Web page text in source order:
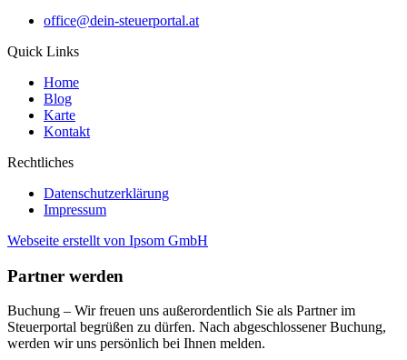
office@dein-steuerportal.at
Quick Links
Home
Blog
Karte
Kontakt
Rechtliches
Datenschutzerklärung
Impressum
Webseite erstellt von Ipsom GmbH
Partner werden
Buchung – Wir freuen uns außerordentlich Sie als Partner im
Steuerportal begrüßen zu dürfen. Nach abgeschlossener Buchung,
werden wir uns persönlich bei Ihnen melden.